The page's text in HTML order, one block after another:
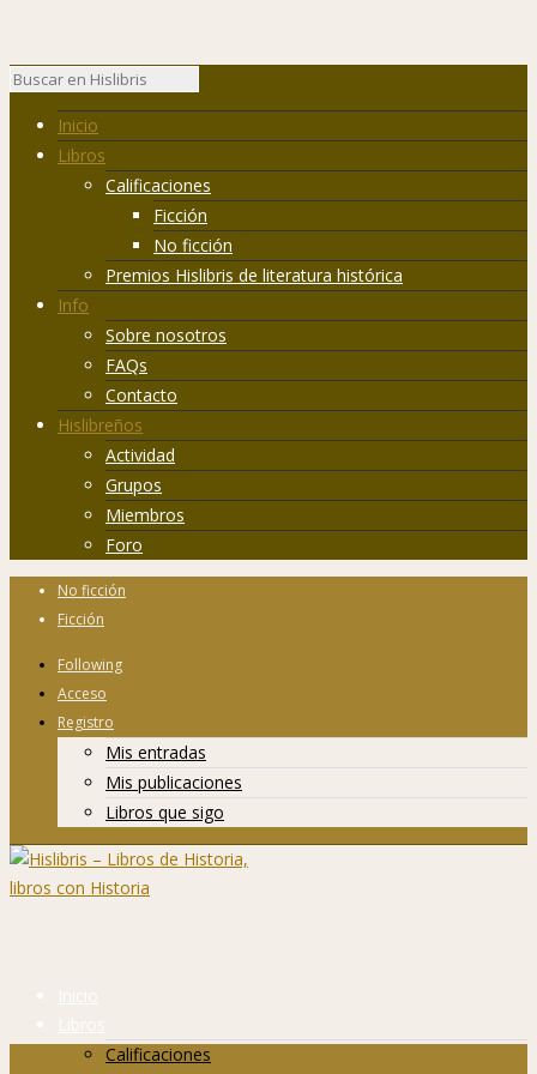
Inicio
Libros
Calificaciones
Ficción
No ficción
Premios Hislibris de literatura histórica
Info
Sobre nosotros
FAQs
Contacto
Hislibreños
Actividad
Grupos
Miembros
Foro
No ficción
Ficción
Following
Acceso
Registro
Mis entradas
Mis publicaciones
Libros que sigo
Inicio
Libros
Calificaciones